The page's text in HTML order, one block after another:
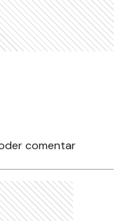
comentar